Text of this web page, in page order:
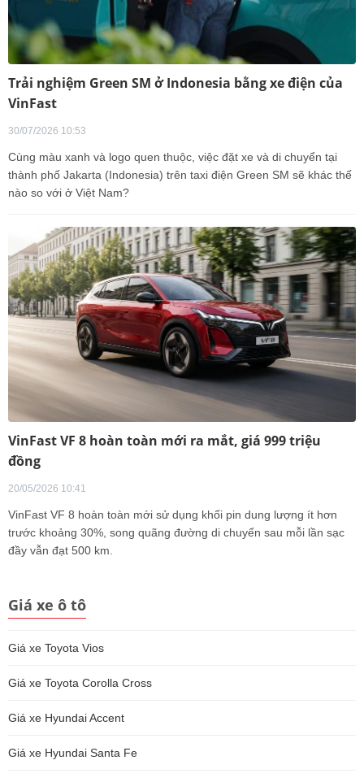
Trải nghiệm Green SM ở Indonesia bằng xe điện của
VinFast
30/07/2026 10:53
Cùng màu xanh và logo quen thuộc, việc đặt xe và di chuyển tại
thành phố Jakarta (Indonesia) trên taxi điện Green SM sẽ khác thế
nào so với ở Việt Nam?
VinFast VF 8 hoàn toàn mới ra mắt, giá 999 triệu
đồng
20/05/2026 10:41
VinFast VF 8 hoàn toàn mới sử dụng khối pin dung lượng ít hơn
trước khoảng 30%, song quãng đường di chuyển sau mỗi lần sạc
đầy vẫn đạt 500 km.
Giá xe ô tô
Giá xe Toyota Vios
Giá xe Toyota Corolla Cross
Giá xe Hyundai Accent
Giá xe Hyundai Santa Fe